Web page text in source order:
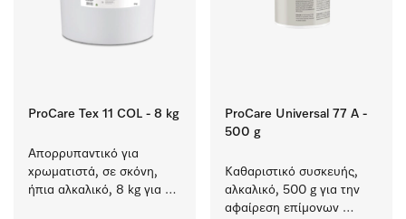
ProCare Tex 11 COL - 8 kg
Απορρυπαντικό για
χρωματιστά, σε σκόνη,
ήπια αλκαλικό, 8 kg για
ProCare Universal 77 A -
500 g
Καθαριστικό συσκευής,
αλκαλικό, 500 g για την
αφαίρεση επίμονων